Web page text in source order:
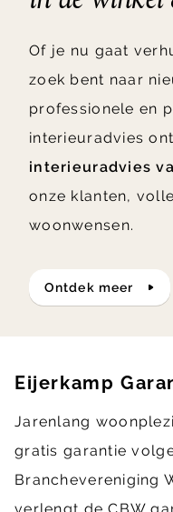
Of je nu gaat
zoek bent naar
professionele en
interieuradvies
interieuradvies
onze klanten,
woonwensen.
ontdek meer
Eijerkamp
Jarenlang
gratis garantie
Branchevereniging